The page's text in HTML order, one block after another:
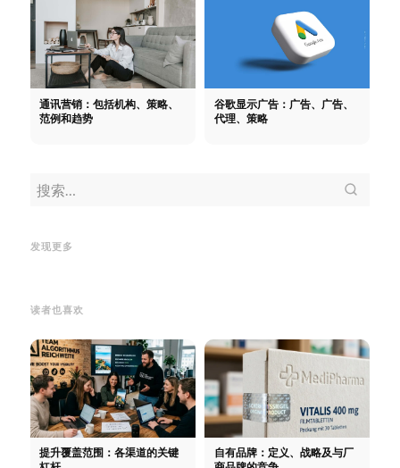
通讯营销：包括机构、策略、
范例和趋势
谷歌显示广告：广告、广告、
代理、策略
发现更多
子邮件细分：精准触达目标群
读者也喜欢
提升覆盖范围：各渠道的关键
自有品牌：定义、战略及与厂